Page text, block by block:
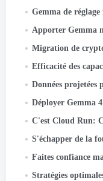
Gemma de réglage fin
Apporter Gemma multimodal 4 E2B
Migration de cryptographie
Efficacité des capacités chez Meta:
Données projetées par
Déployer Gemma 4 sur
C'est Cloud Run:
S'échapper de la fourchette:
Faites confiance mais
Stratégies optimales de sous-